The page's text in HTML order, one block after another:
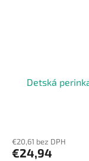
Detská
€20,61 bez DPH
€24,94